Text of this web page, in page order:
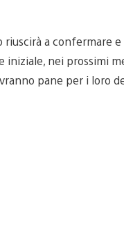
riuscirà a confermare
iniziale, nei prossimi
pane per i loro